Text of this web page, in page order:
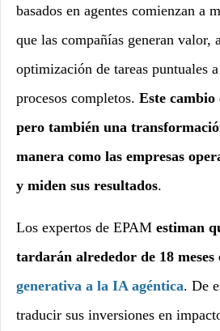
basados en agentes comienzan a
que las compañías generan valor,
optimización de tareas puntuales
procesos completos. Este cambio
pero también una
manera como las empresas
y miden sus resultados.
Los expertos de EPAM estiman
tardarán alrededor de 18 meses
generativa a la IA agéntica. De
traducir sus inversiones en